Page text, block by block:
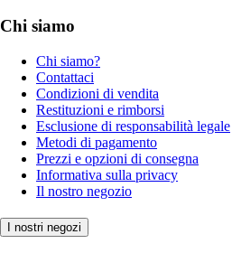
Chi siamo
Chi siamo?
Contattaci
Condizioni di vendita
Restituzioni e rimborsi
Esclusione di responsabilità legale
Metodi di pagamento
Prezzi e opzioni di consegna
Informativa sulla privacy
Il nostro negozio
I nostri negozi